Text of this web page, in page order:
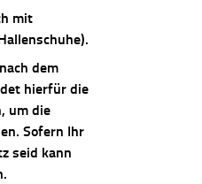
mit
dem
hierfür die
um die
Sofern Ihr
seid kann